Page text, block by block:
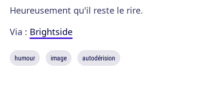
Heureusement qu'il reste le rire.
Via : Brightside
humour image autodérision